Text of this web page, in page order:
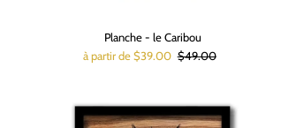
Planche - le Caribou
à partir de $39.00 $49.00